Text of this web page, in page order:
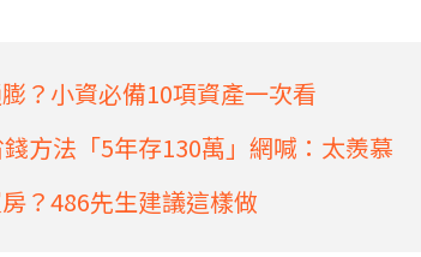
？小資必備10項資產一次看
方法「5年存130萬」網喊：太羨慕
？486先生建議這樣做